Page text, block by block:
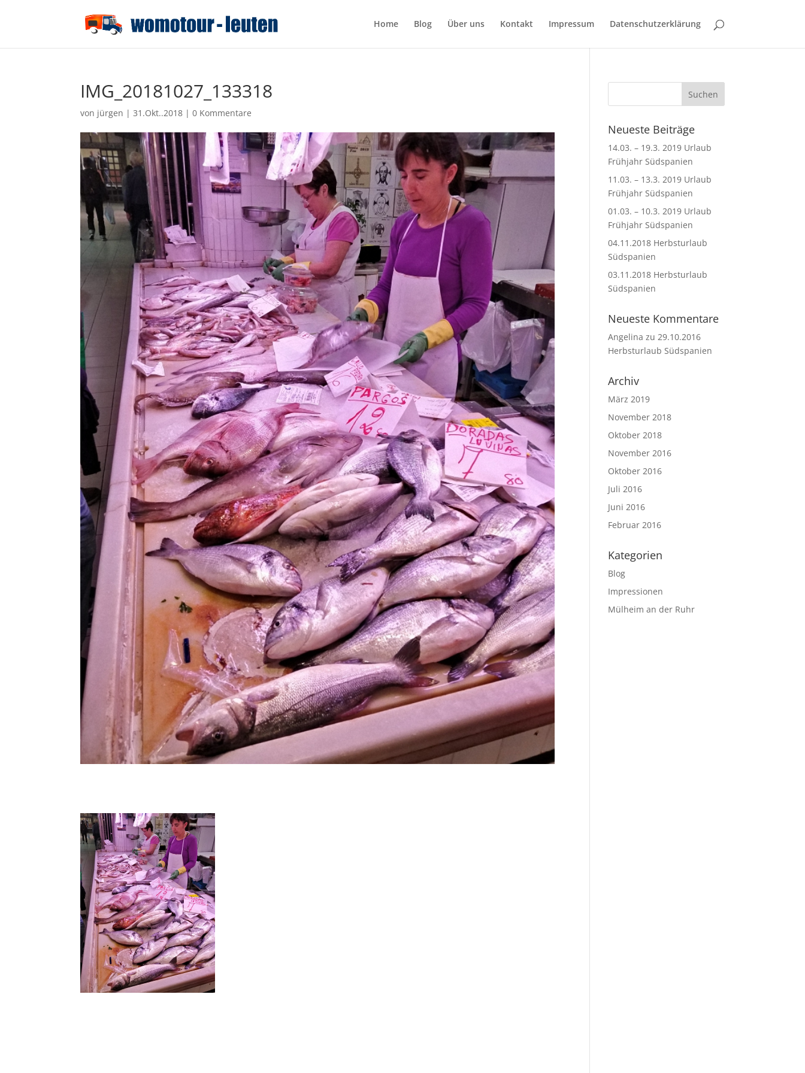
Home Blog Über uns Kontakt Impressum Datenschutzerklärung
IMG_20181027_133318
von jürgen |31.Okt..2018 |0 Kommentare
Neueste Beiträge
14.03. – 19.3. 2019 Urlaub
Frühjahr Südspanien
11.03. – 13.3. 2019 Urlaub
Frühjahr Südspanien
01.03. – 10.3. 2019 Urlaub
Frühjahr Südspanien
04.11.2018 Herbsturlaub
Südspanien
03.11.2018 Herbsturlaub
Südspanien
Neueste Kommentare
Angelina zu29.10.2016
Herbsturlaub Südspanien
Archiv
März 2019
November 2018
Oktober 2018
November 2016
Oktober 2016
Juli 2016
Juni 2016
Februar 2016
Kategorien
Blog
Impressionen
Mülheim an der Ruhr